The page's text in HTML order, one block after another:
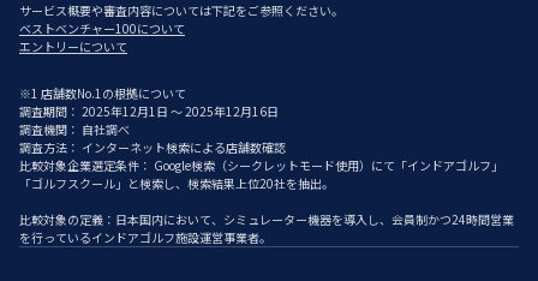
サービス概要や審査内容については下記をご参照ください。
ベストベンチャー100について
エントリーについて
※1 店舗数No.1の根拠について
調査期間： 2025年12月1日 ～ 2025年12月16日
調査機関： 自社調べ
調査方法： インターネット検索による店舗数確認
比較対象企業選定条件： Google検索（シークレットモード使用）にて「インドアゴルフ」
「ゴルフスクール」と検索し、検索結果上位20社を抽出。
比較対象の定義：日本国内において、シミュレーター機器を導入し、会員制かつ24時間営業
を行っているインドアゴルフ施設運営事業者。